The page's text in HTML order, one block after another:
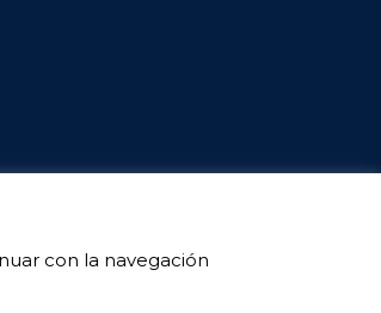
con la navegación